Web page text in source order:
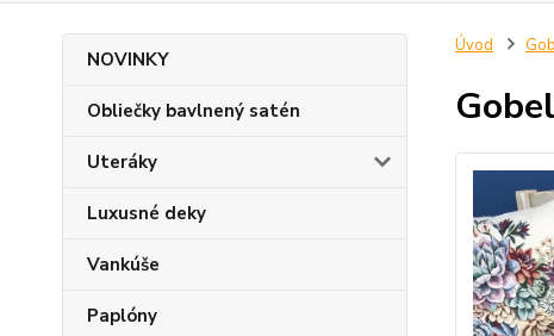
NOVINKY
Obliečky bavlnený satén
Uteráky
Luxusné deky
Vankúše
Paplóny
Úvod